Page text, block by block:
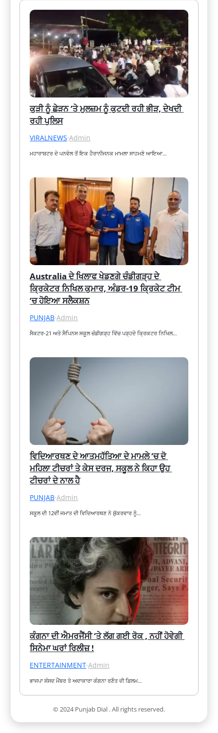
ਕੁੜੀ ਨੂੰ ਛੇੜਨ ‘ਤੇ ਮੁਲਜ਼ਮ ਨੂੰ ਕੁਟਦੀ ਰਹੀ ਭੀੜ, ਦੇਖਦੀ
ਰਹੀ ਪੁਲਿਸ
VIRALNEWS·Admin
ਮਹਾਰਾਸ਼ਟਰ ਦੇ ਪਨਵੇਲ ਤੋਂ ਇਕ ਹੈਰਾਨੀਜਨਕ ਮਾਮਲਾ ਸਾਹਮਣੇ ਆਇਆ…
Australia ਦੇ ਖਿਲਾਫ ਖੇਡਣਗੇ ਚੰਡੀਗੜ੍ਹ ਦੇ
ਕ੍ਰਿਕੇਟਰ ਨਿਖਿਲ ਕੁਮਾਰ, ਅੰਡਰ-19 ਕ੍ਰਿਕੇਟ ਟੀਮ
‘ਚ ਹੋਇਆ ਸਲੈਕਸ਼ਨ
PUNJAB·Admin
ਸੈਕਟਰ-21 ਅਤੇ ਸੈਪਿਨਸ ਸਕੂਲ ਚੰਡੀਗੜ੍ਹ ਵਿੱਚ ਪੜ੍ਹਦੇ ਕ੍ਰਿਕਟਰ ਨਿਖਿਲ…
ਵਿਦਿਆਰਥਣ ਦੇ ਆਤਮਹੱਤਿਆ ਦੇ ਮਾਮਲੇ ‘ਚ ਦੋ
ਮਹਿਲਾ ਟੀਚਰਾਂ ਤੇ ਕੇਸ ਦਰਜ, ਸਕੂਲ ਨੇ ਕਿਹਾ ਉਹ
ਟੀਚਰਾਂ ਦੇ ਨਾਲ ਹੈ
PUNJAB·Admin
ਸਕੂਲ ਦੀ 12ਵੀਂ ਜਮਾਤ ਦੀ ਵਿਦਿਆਰਥਣ ਨੇ ਸ਼ੁੱਕਰਵਾਰ ਨੂੰ…
ਕੰਗਨਾ ਦੀ ਐਮਰਜੈਂਸੀ ‘ਤੇ ਲੱਗ ਗਈ ਰੋਕ , ਨਹੀਂ ਹੋਵੇਗੀ
ਸਿਨੇਮਾ ਘਰਾਂ ਰਿਲੀਜ਼ !
ENTERTAINMENT·Admin
ਭਾਜਪਾ ਸੰਸਦ ਮੈਂਬਰ ਤੇ ਅਦਾਕਾਰਾ ਕੰਗਨਾ ਰਣੌਤ ਦੀ ਫ਼ਿਲਮ…
© 2024 Punjab Dial . All rights reserved.